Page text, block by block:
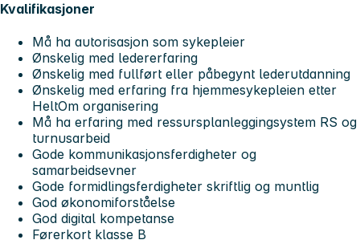
Kvalifikasjoner
Må ha autorisasjon som sykepleier
Ønskelig med ledererfaring
Ønskelig med fullført eller påbegynt lederutdanning
Ønskelig med erfaring fra hjemmesykepleien etter
HeltOm organisering
Må ha erfaring med ressursplanleggingsystem RS og
turnusarbeid
Gode kommunikasjonsferdigheter og
samarbeidsevner
Gode formidlingsferdigheter skriftlig og muntlig
God økonomiforståelse
God digital kompetanse
Førerkort klasse B